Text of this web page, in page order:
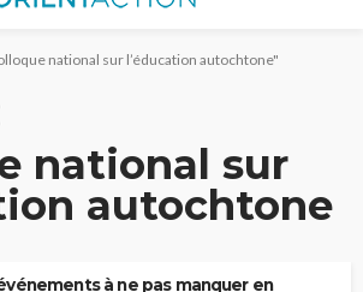
national sur l’éducation autochtone"
national sur
autochtone
à ne pas manquer en